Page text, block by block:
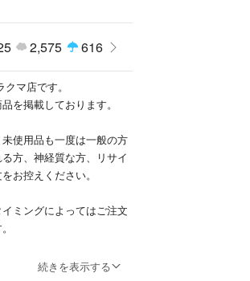
2,575 616
マ店です。
を掲載しております。
使用品も一度は一般の方
方、神経質な方、リサイ
お控えください。
ミングによってはご注文
。必ず実寸サイズをご確
続きを表示する